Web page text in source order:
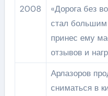
2008
«Дорога без
стал большим
принес ему
отзывов и
Арлазоров
сниматься в